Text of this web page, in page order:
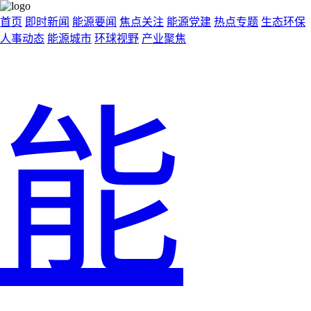
首页 即时新闻 能源要闻 焦点关注 能源党建 热点专题 生态环保
人事动态 能源城市 环球视野 产业聚焦
能